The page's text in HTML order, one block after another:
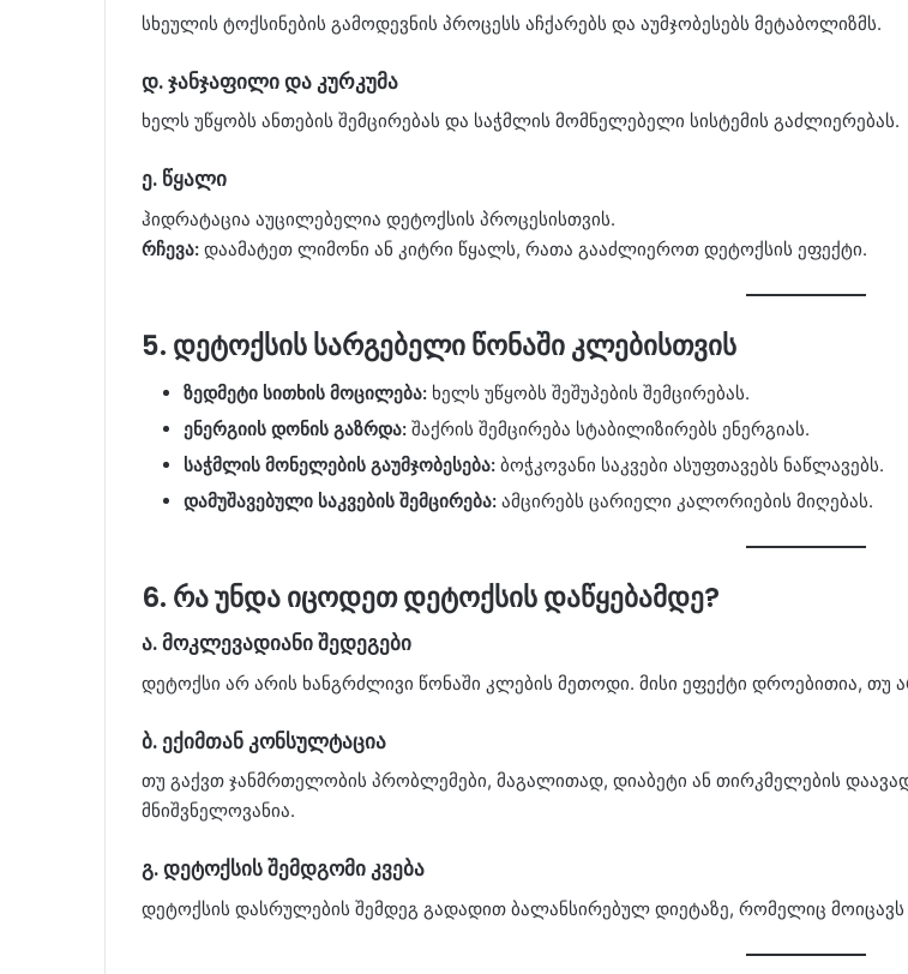
სხეულის ტოქსინების გამოდევნის პროცესს აჩქარებს და აუმჯობესებს მეტაბოლიზმს.
დ. ჯანჯაფილი და კურკუმა
ხელს უწყობს ანთების შემცირებას და საჭმლის მომნელებელი სისტემის გაძლიერებას.
ე. წყალი
ჰიდრატაცია აუცილებელია დეტოქსის პროცესისთვის.
რჩევა: დაამატეთ ლიმონი ან კიტრი წყალს, რათა გააძლიეროთ დეტოქსის ეფექტი.
5. დეტოქსის სარგებელი წონაში კლებისთვის
ზედმეტი სითხის მოცილება: ხელს უწყობს შეშუპების შემცირებას.
ენერგიის დონის გაზრდა: შაქრის შემცირება სტაბილიზირებს ენერგიას.
საჭმლის მონელების გაუმჯობესება: ბოჭკოვანი საკვები ასუფთავებს ნაწლავებს.
დამუშავებული საკვების შემცირება: ამცირებს ცარიელი კალორიების მიღებას.
6. რა უნდა იცოდეთ დეტოქსის დაწყებამდე?
ა. მოკლევადიანი შედეგები
დეტოქსი არ არის ხანგრძლივი წონაში კლების მეთოდი. მისი ეფექტი დროებითია, თუ
ბ. ექიმთან კონსულტაცია
თუ გაქვთ ჯანმრთელობის პრობლემები, მაგალითად, დიაბეტი ან თირკმელების
მნიშვნელოვანია.
გ. დეტოქსის შემდგომი კვება
დეტოქსის დასრულების შემდეგ გადადით ბალანსირებულ დიეტაზე, რომელიც მოიცავს